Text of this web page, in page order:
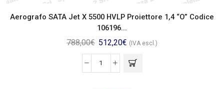
Aerografo SATA Jet X 5500 HVLP Proiettore 1,4 “O” Codice
106196...
788,00€ 512,20€ (IVA escl.)